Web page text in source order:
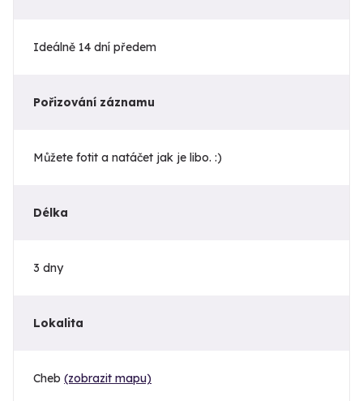
Ideálně 14 dní předem
Pořizování záznamu
Můžete fotit a natáčet jak je libo. :)
Délka
3 dny
Lokalita
Cheb (zobrazit mapu)